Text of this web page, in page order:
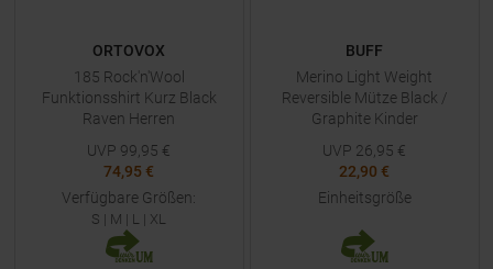
ORTOVOX
185 Rock'n'Wool
Funktionsshirt Kurz Black
Raven Herren
UVP 99,95 €
74,95 €
Verfügbare Größen:
S | M | L | XL
BUFF
Merino Light Weight
Reversible Mütze Black /
Graphite Kinder
UVP 26,95 €
22,90 €
Einheitsgröße